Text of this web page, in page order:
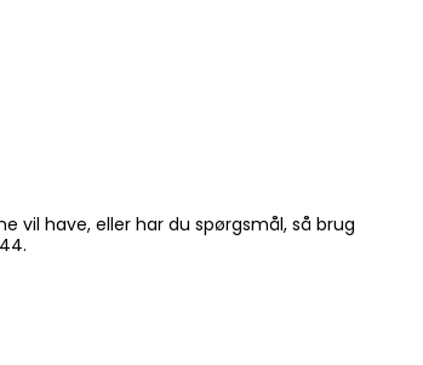
vil have, eller har du spørgsmål, så brug